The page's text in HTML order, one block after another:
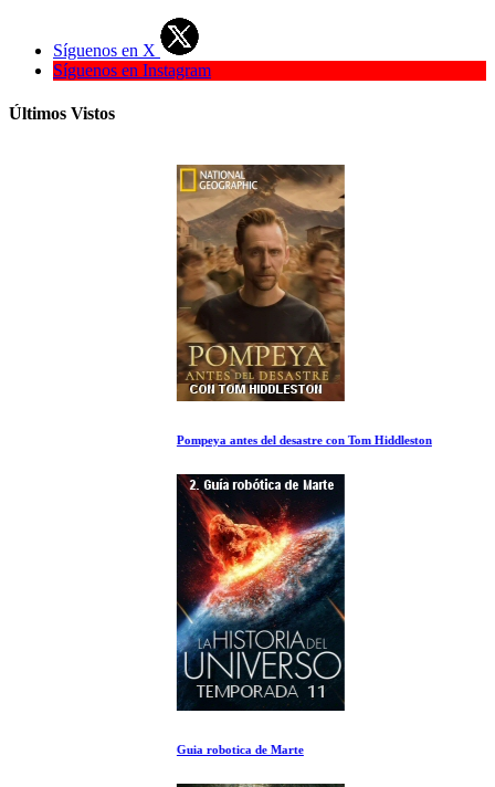
Síguenos en X
Síguenos en Instagram
Últimos Vistos
Pompeya antes del desastre con Tom Hiddleston
Guia robotica de Marte